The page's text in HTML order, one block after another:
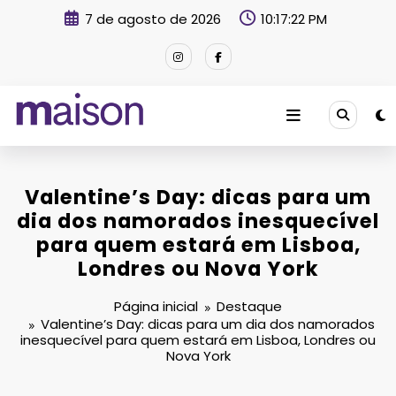
7 de agosto de 2026 10:17:23 PM
Revista Maison
Valentine’s Day: dicas para um
dia dos namorados inesquecível
para quem estará em Lisboa,
Londres ou Nova York
Página inicial
Destaque
Valentine’s Day: dicas para um dia dos namorados
inesquecível para quem estará em Lisboa, Londres ou
Nova York